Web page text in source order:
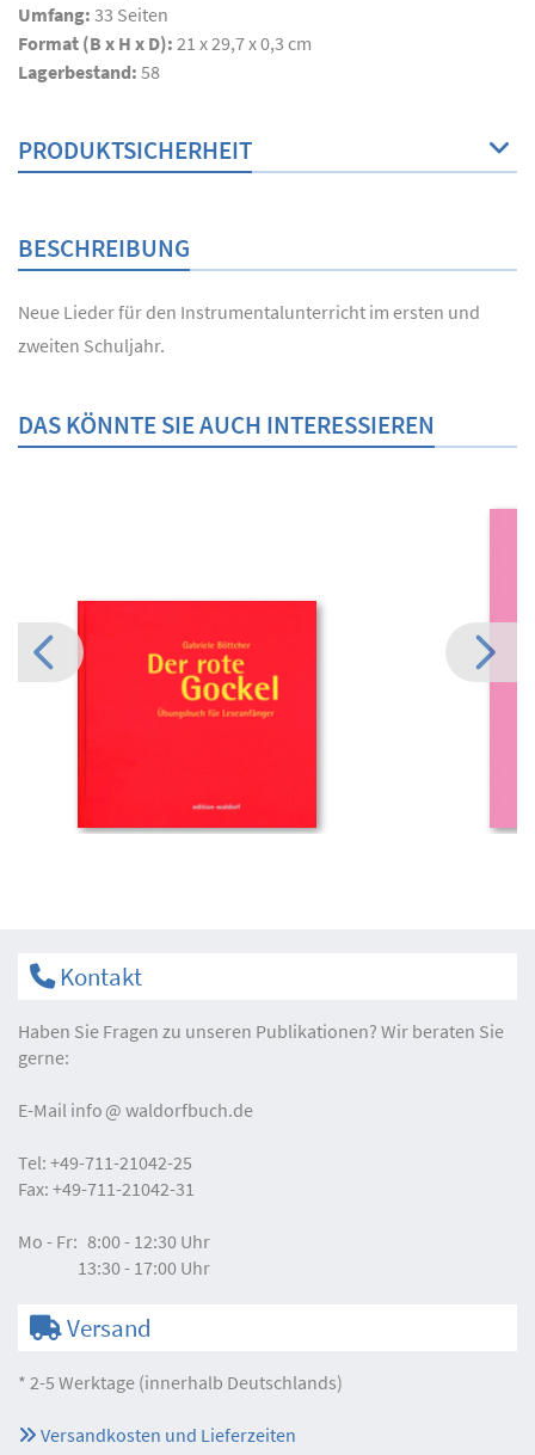
Umfang: 33 Seiten
Format (B x H x D): 21 x 29,7 x 0,3 cm
Lagerbestand: 58
PRODUKTSICHERHEIT
BESCHREIBUNG
Neue Lieder für den Instrumentalunterricht im ersten und
zweiten Schuljahr.
DAS KÖNNTE SIE AUCH INTERESSIEREN
Kontakt
Haben Sie Fragen zu unseren Publikationen? Wir beraten Sie
gerne:
E-Mail info waldorfbuch.de
Tel: +49-711-21042-25
Fax: +49-711-21042-31
Mo - Fr: 8:00 - 12:30 Uhr
13:30 - 17:00 Uhr
Versand
* 2-5 Werktage (innerhalb Deutschlands)
Versandkosten und Lieferzeiten